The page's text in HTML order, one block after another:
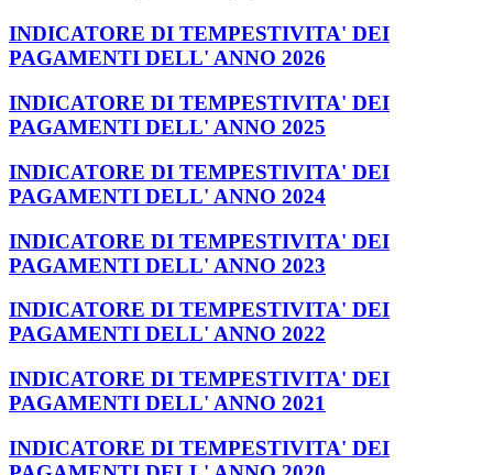
INDICATORE DI TEMPESTIVITA' DEI
PAGAMENTI DELL' ANNO 2026
INDICATORE DI TEMPESTIVITA' DEI
PAGAMENTI DELL' ANNO 2025
INDICATORE DI TEMPESTIVITA' DEI
PAGAMENTI DELL' ANNO 2024
INDICATORE DI TEMPESTIVITA' DEI
PAGAMENTI DELL' ANNO 2023
INDICATORE DI TEMPESTIVITA' DEI
PAGAMENTI DELL' ANNO 2022
INDICATORE DI TEMPESTIVITA' DEI
PAGAMENTI DELL' ANNO 2021
INDICATORE DI TEMPESTIVITA' DEI